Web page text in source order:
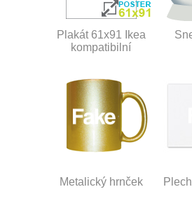
Plakát 61x91 Ikea
kompatibilní
Metalický hrnček